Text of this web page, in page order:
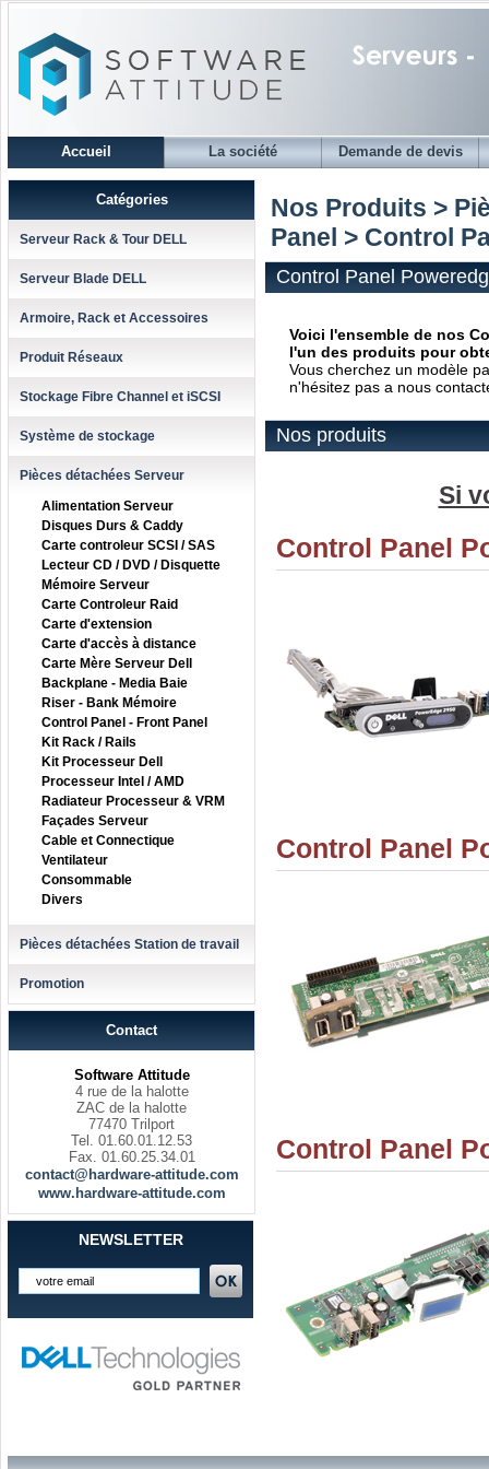
Accueil La société Demande de devis
Catégories
Serveur Rack & Tour DELL
Serveur Blade DELL
Armoire, Rack et Accessoires
Produit Réseaux
Stockage Fibre Channel et iSCSI
Système de stockage
Pièces détachées Serveur
Alimentation Serveur
Disques Durs & Caddy
Carte controleur SCSI / SAS
Lecteur CD / DVD / Disquette
Mémoire Serveur
Carte Controleur Raid
Carte d'extension
Carte d'accès à distance
Carte Mère Serveur Dell
Backplane - Media Baie
Riser - Bank Mémoire
Control Panel - Front Panel
Kit Rack / Rails
Kit Processeur Dell
Processeur Intel / AMD
Radiateur Processeur & VRM
Façades Serveur
Cable et Connectique
Ventilateur
Consommable
Divers
Pièces détachées Station de travail
Promotion
Contact
Software Attitude
4 rue de la halotte
ZAC de la halotte
77470 Trilport
Tel. 01.60.01.12.53
Fax. 01.60.25.34.01
contact@hardware-attitude.com
www.hardware-attitude.com
NEWSLETTER
Nos Produits >
Panel > Control
Control Panel
Voici l'ensemble de nos
l'un des produits pour
Vous cherchez un modèle
n'hésitez pas a nous
Nos produits
Si
Control Panel
Control Panel
Control Panel